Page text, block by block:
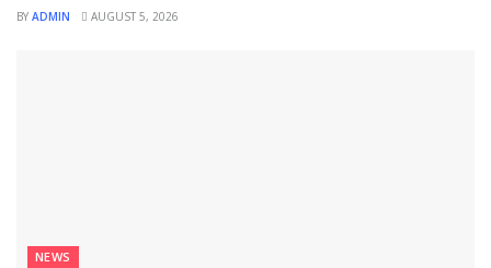
BY ADMIN AUGUST 5, 2026
NEWS